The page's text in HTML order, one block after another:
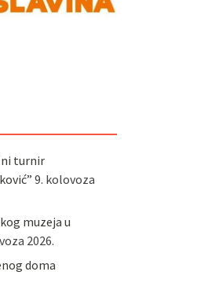
turnir
9. kolovoza
muzeja u
2026.
doma